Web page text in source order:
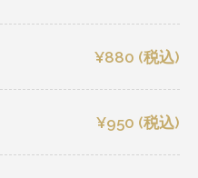
¥880 (税込)
¥950 (税込)